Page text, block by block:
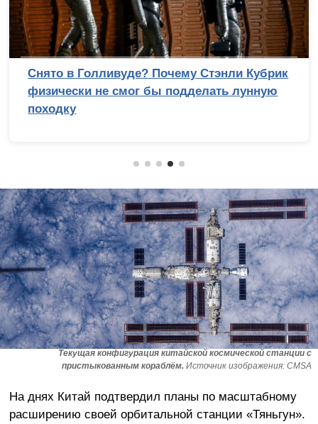
Снято в Голливуде? Почему Стэнли Кубрик
физически не смог бы подделать лунную
походку
Текущая конфигурация китайской космической станции с
пристыкованным кораблём. Источник изображения: CMSA
На днях Китай подтвердил планы по масштабному
расширению своей орбитальной станции «Тяньгун».